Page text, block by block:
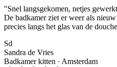
"Snel langsgekomen, netjes
De badkamer ziet er weer als
precies langs het glas van de
Sd
Sandra de Vries
Badkamer kitten · Amsterdam